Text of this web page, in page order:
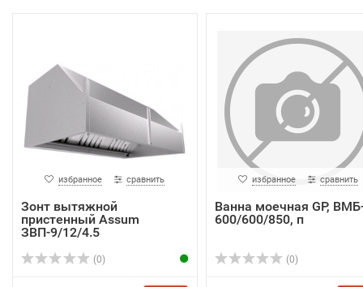
избранное сравнить
Зонт вытяжной
пристенный Assum
ЗВП-9/12/4.5
(0)
избранное сравнить
Ванна моечная GP,
600/600/850, п
(0)